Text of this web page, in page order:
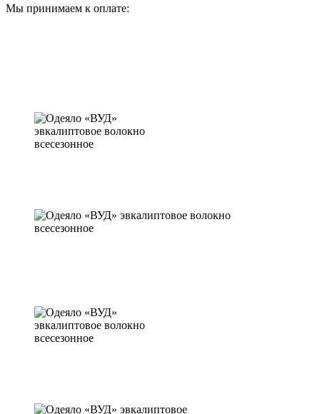
Мы принимаем к оплате: